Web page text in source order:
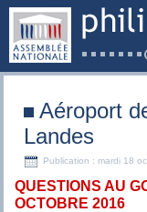
Aéroport
Landes
Publication : mardi 18
QUESTIONS AU
OCTOBRE 2016